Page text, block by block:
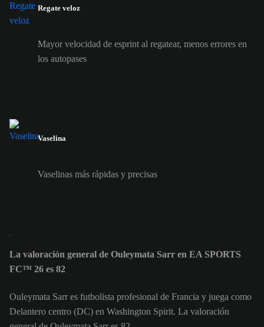
Regate veloz
Mayor velocidad de esprint al regatear, menos errores en
los autopases
Vaselina
Vaselinas más rápidas y precisas
La valoración general de Ouleymata Sarr en EA SPORTS
FC™ 26 es 82
Ouleymata Sarr es futbolista profesional de Francia y juega como
Delantero centro (DC) en Washington Spirit. La valoración